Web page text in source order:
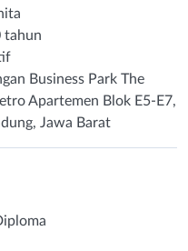
tahun
Business Park The
Apartemen Blok E5-E7,
Jawa Barat